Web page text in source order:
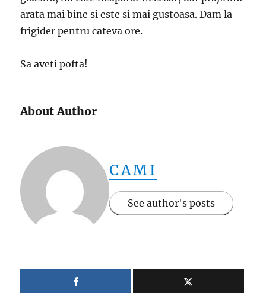
arata mai bine si este si mai gustoasa. Dam la
frigider pentru cateva ore.
Sa aveti pofta!
About Author
CAMI
See author's posts